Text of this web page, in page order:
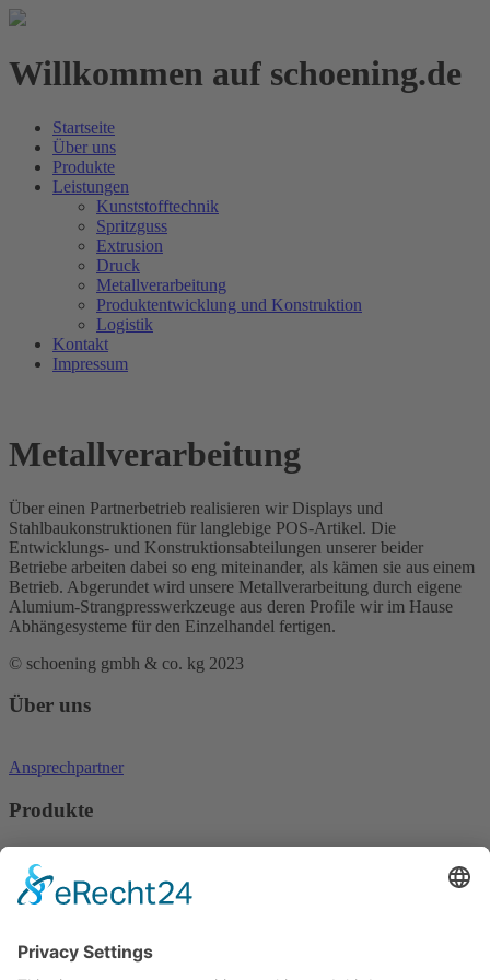
Willkommen auf schoening.de
Startseite
Über uns
Produkte
Leistungen
Kunststofftechnik
Spritzguss
Extrusion
Druck
Metallverarbeitung
Produktentwicklung und Konstruktion
Logistik
Kontakt
Impressum
Metallverarbeitung
Über einen Partnerbetrieb realisieren wir Displays und
Stahlbaukonstruktionen für langlebige POS-Artikel. Die
Entwicklungs- und Konstruktionsabteilungen unserer beider
Betriebe arbeiten dabei so eng miteinander, als kämen sie aus einem
Betrieb. Abgerundet wird unsere Metallverarbeitung durch eigene
Alumium-Strangpresswerkzeuge aus deren Profile wir im Hause
Abhängesysteme für den Einzelhandel fertigen.
© schoening gmbh & co. kg 2023
Über uns
Ansprechpartner
Produkte
Regaloptimierung
Displays und Präsentationen
Leistungen